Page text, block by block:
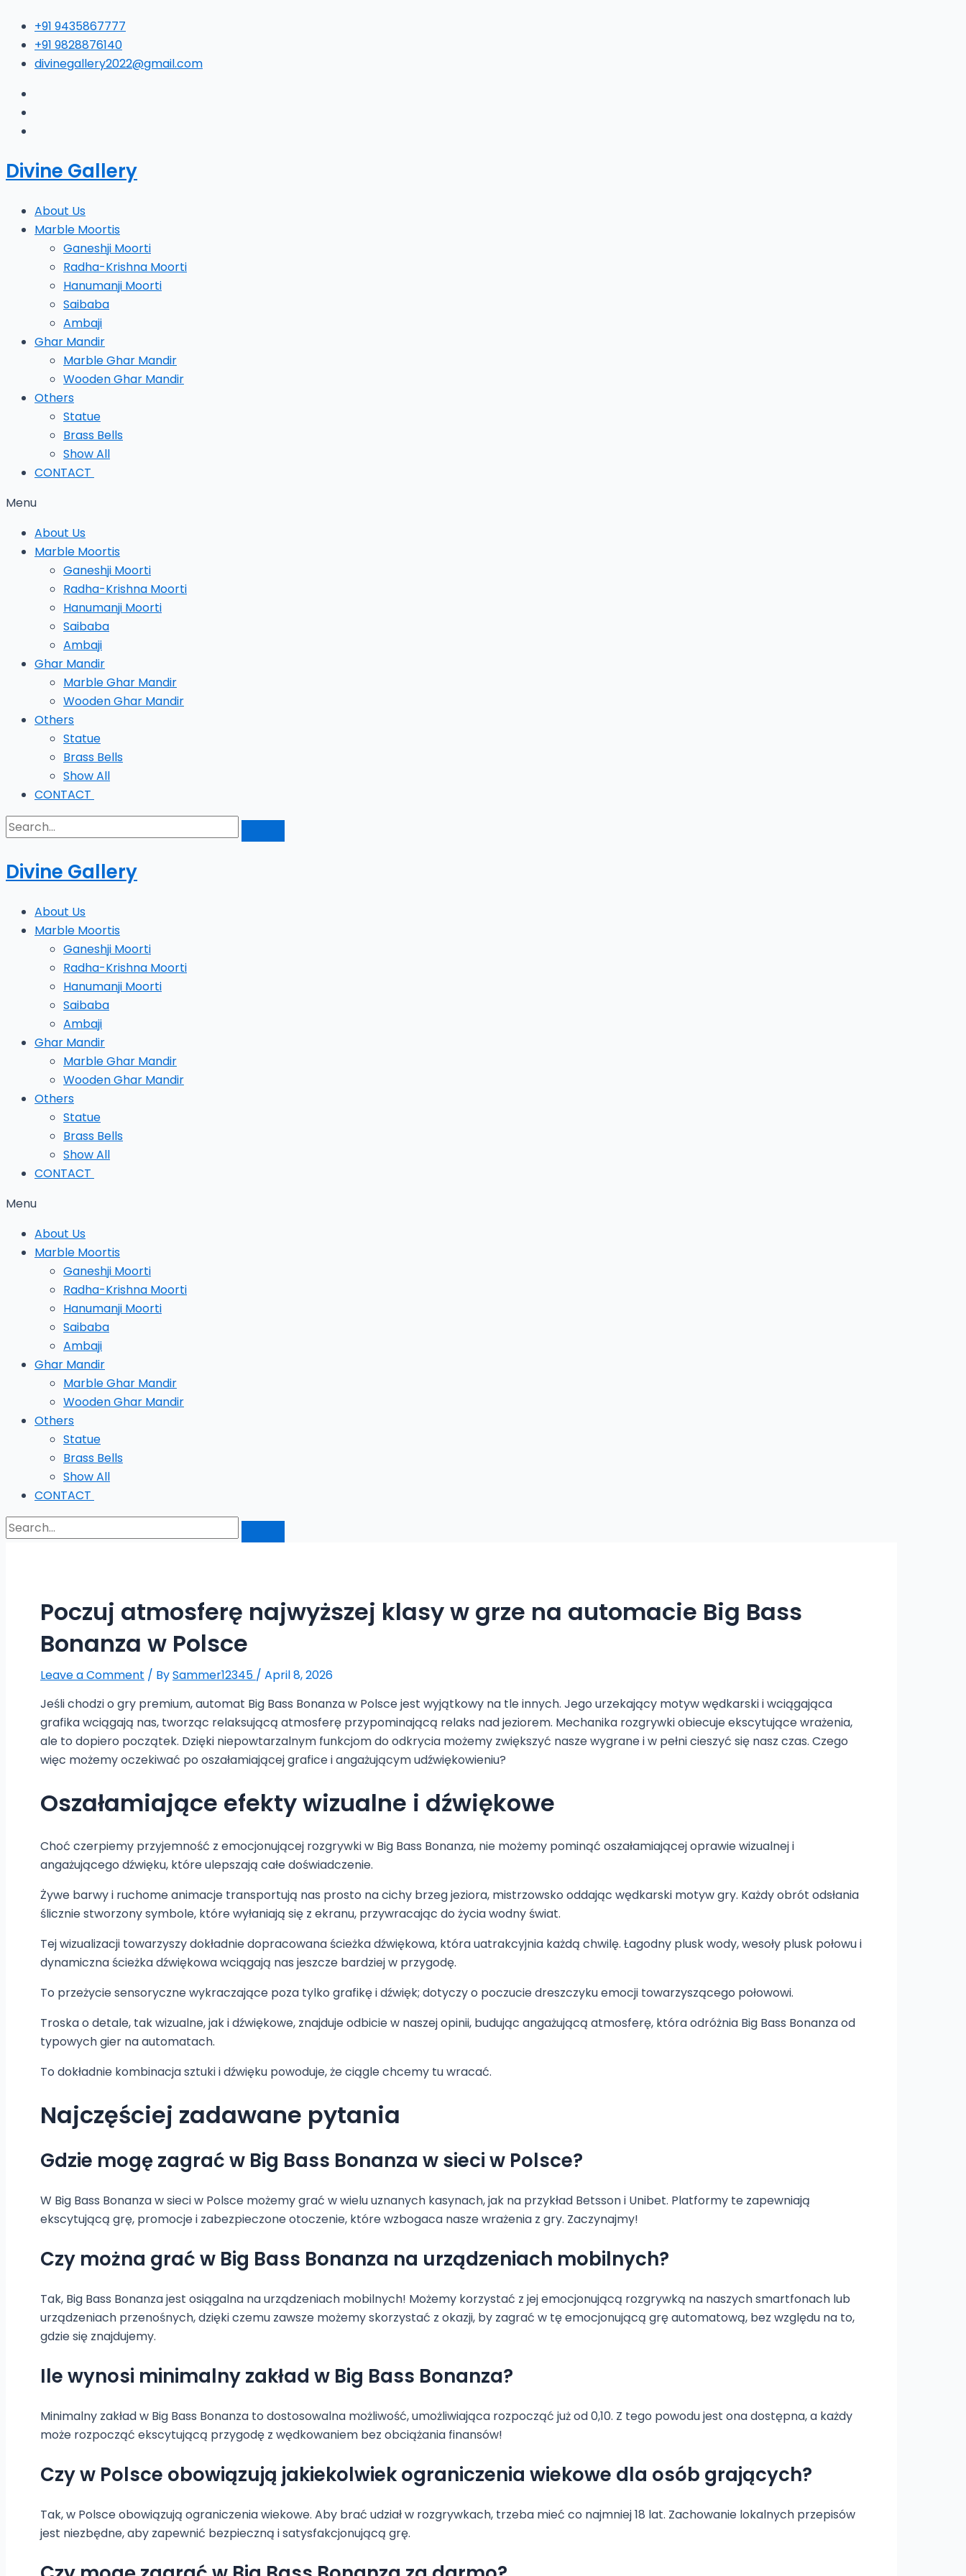
content
+91 9435867777
+91 9828876140
divinegallery2022@gmail.com
Divine Gallery
About Us
Marble Moortis
Ganeshji Moorti
Radha-Krishna Moorti
Hanumanji Moorti
Saibaba
Ambaji
Ghar Mandir
Marble Ghar Mandir
Wooden Ghar Mandir
Others
Statue
Brass Bells
Show All
CONTACT
Menu
About Us
Marble Moortis
Ganeshji Moorti
Radha-Krishna Moorti
Hanumanji Moorti
Saibaba
Ambaji
Ghar Mandir
Marble Ghar Mandir
Wooden Ghar Mandir
Others
Statue
Brass Bells
Show All
CONTACT
Divine Gallery
About Us
Marble Moortis
Ganeshji Moorti
Radha-Krishna Moorti
Hanumanji Moorti
Saibaba
Ambaji
Ghar Mandir
Marble Ghar Mandir
Wooden Ghar Mandir
Others
Statue
Brass Bells
Show All
CONTACT
Menu
About Us
Marble Moortis
Ganeshji Moorti
Radha-Krishna Moorti
Hanumanji Moorti
Saibaba
Ambaji
Ghar Mandir
Marble Ghar Mandir
Wooden Ghar Mandir
Others
Statue
Brass Bells
Show All
CONTACT
Poczuj atmosferę najwyższej klasy w grze na automacie Big Bass
Bonanza w Polsce
Leave a Comment / BySammer12345 / April 8, 2026
Jeśli chodzi o gry premium, automat Big Bass Bonanza w Polsce jest wyjątkowy na tle innych. Jego urzekający motyw wędkarski i wciągająca
grafika wciągają nas, tworząc relaksującą atmosferę przypominającą relaks nad jeziorem. Mechanika rozgrywki obiecuje ekscytujące wrażenia,
ale to dopiero początek. Dzięki niepowtarzalnym funkcjom do odkrycia możemy zwiększyć nasze wygrane i w pełni cieszyć się nasz czas. Czego
więc możemy oczekiwać po oszałamiającej grafice i angażującym udźwiękowieniu?
Oszałamiające efekty wizualne i dźwiękowe
Choć czerpiemy przyjemność z emocjonującej rozgrywki w Big Bass Bonanza, nie możemy pominąć oszałamiającej oprawie wizualnej i
angażującego dźwięku, które ulepszają całe doświadczenie.
Żywe barwy i ruchome animacje transportują nas prosto na cichy brzeg jeziora, mistrzowsko oddając wędkarski motyw gry. Każdy obrót odsłania
ślicznie stworzony symbole, które wyłaniają się z ekranu, przywracając do życia wodny świat.
Tej wizualizacji towarzyszy dokładnie dopracowana ścieżka dźwiękowa, która uatrakcyjnia każdą chwilę. Łagodny plusk wody, wesoły plusk połowu i
dynamiczna ścieżka dźwiękowa wciągają nas jeszcze bardziej w przygodę.
To przeżycie sensoryczne wykraczające poza tylko grafikę i dźwięk; dotyczy o poczucie dreszczyku emocji towarzyszącego połowowi.
Troska o detale, tak wizualne, jak i dźwiękowe, znajduje odbicie w naszej opinii, budując angażującą atmosferę, która odróżnia Big Bass Bonanza od
typowych gier na automatach.
To dokładnie kombinacja sztuki i dźwięku powoduje, że ciągle chcemy tu wracać.
Najczęściej zadawane pytania
Gdzie mogę zagrać w Big Bass Bonanza w sieci w Polsce?
W Big Bass Bonanza w sieci w Polsce możemy grać w wielu uznanych kasynach, jak na przykład Betsson i Unibet. Platformy te zapewniają
ekscytującą grę, promocje i zabezpieczone otoczenie, które wzbogaca nasze wrażenia z gry. Zaczynajmy!
Czy można grać w Big Bass Bonanza na urządzeniach mobilnych?
Tak, Big Bass Bonanza jest osiągalna na urządzeniach mobilnych! Możemy korzystać z jej emocjonującą rozgrywką na naszych smartfonach lub
urządzeniach przenośnych, dzięki czemu zawsze możemy skorzystać z okazji, by zagrać w tę emocjonującą grę automatową, bez względu na to,
gdzie się znajdujemy.
Ile wynosi minimalny zakład w Big Bass Bonanza?
Minimalny zakład w Big Bass Bonanza to dostosowalna możliwość, umożliwiająca rozpocząć już od 0,10. Z tego powodu jest ona dostępna, a każdy
może rozpocząć ekscytującą przygodę z wędkowaniem bez obciążania finansów!
Czy w Polsce obowiązują jakiekolwiek ograniczenia wiekowe dla osób grających?
Tak, w Polsce obowiązują ograniczenia wiekowe. Aby brać udział w rozgrywkach, trzeba mieć co najmniej 18 lat. Zachowanie lokalnych przepisów
jest niezbędne, aby zapewnić bezpieczną i satysfakcjonującą grę.
here..